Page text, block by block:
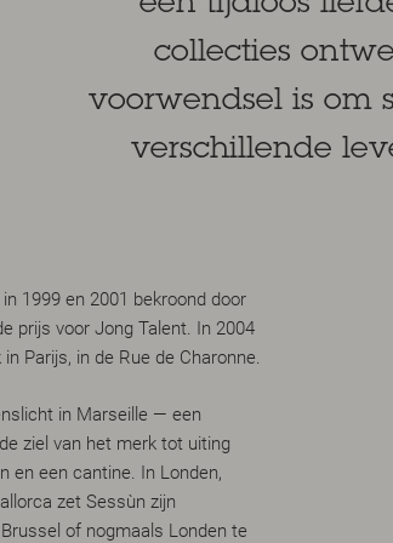
collecties
voorwendsel is om
verschillende
1999 en 2001 bekroond door
prijs voor Jong Talent. In 2004
Parijs, in de Rue de Charonne.
in Marseille — een
ziel van het merk tot uiting
en een cantine. In Londen,
zet Sessùn zijn
of nogmaals Londen te